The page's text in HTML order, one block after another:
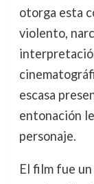
otorga esta
violento,
escasa
entonación
personaje.
El film fue